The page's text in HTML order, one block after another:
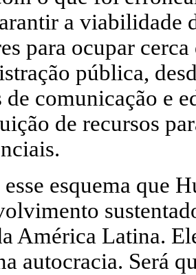
a viabilidade
para ocupar
pública,
de comunicação e
de recursos
esquema que
América Latina.
autocracia. Será